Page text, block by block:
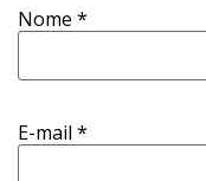
Nome *
E-mail *